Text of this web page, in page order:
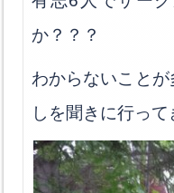
か？？？
わからないこと
しを聞きに行って